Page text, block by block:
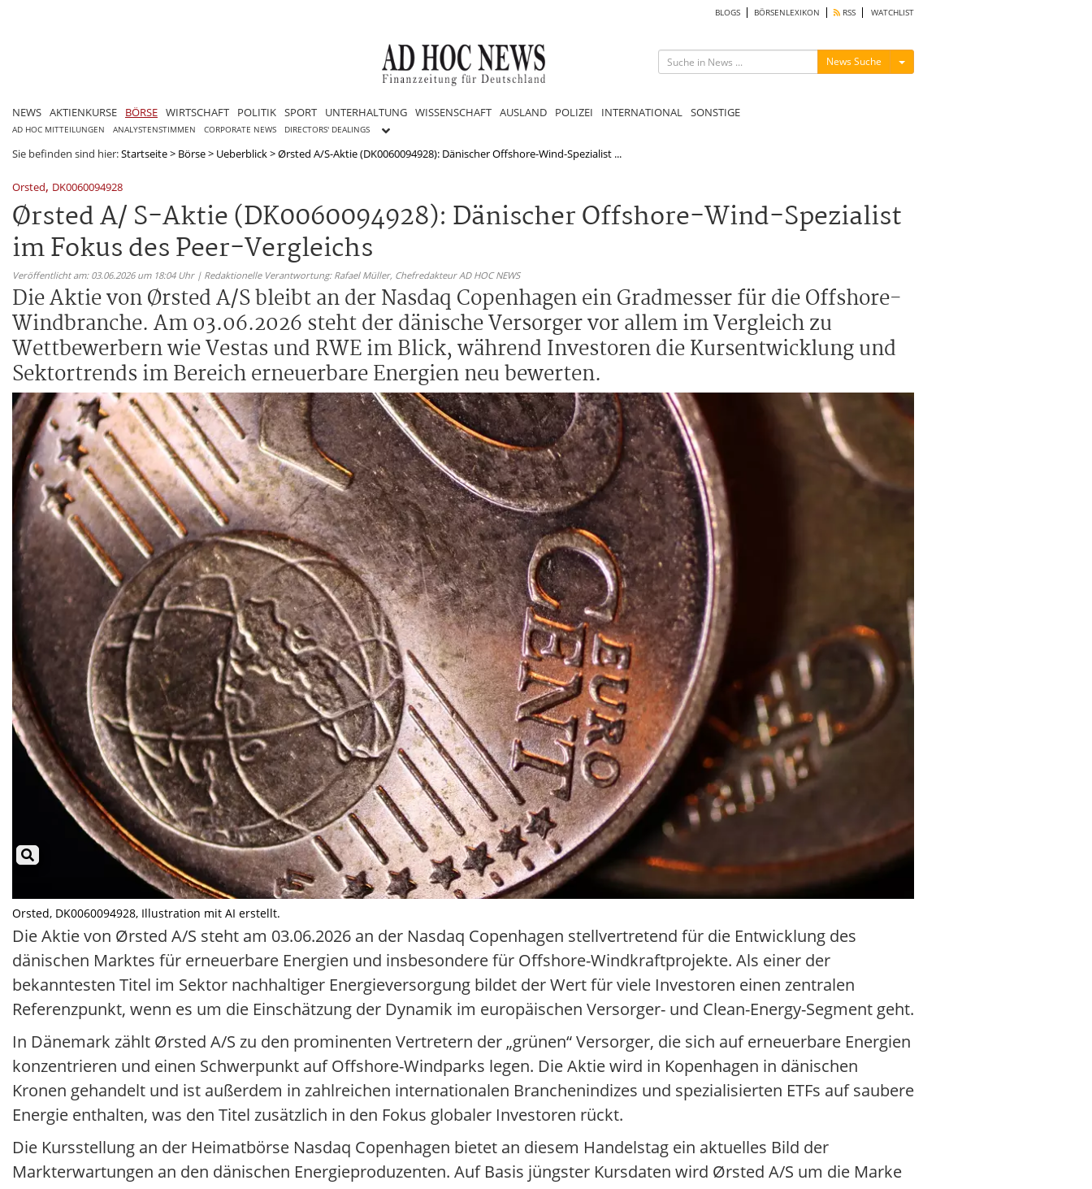
BLOGS BÖRSENLEXIKON RSS WATCHLIST
News Suche Menü ein-/ausblenden
NEWS AKTIENKURSE BÖRSE WIRTSCHAFT POLITIK SPORT UNTERHALTUNG WISSENSCHAFT AUSLAND POLIZEI INTERNATIONAL SONSTIGE
AD HOC MITTEILUNGEN ANALYSTENSTIMMEN CORPORATE NEWS DIRECTORS' DEALINGS
Sie befinden sind hier:Startseite> Börse> Ueberblick>Ørsted A/S-Aktie (DK0060094928): Dänischer Offshore-Wind-Spezialist ...
Orsted, DK0060094928
Ørsted A/ S-Aktie (DK0060094928): Dänischer Offshore-Wind-Spezialist
im Fokus des Peer-Vergleichs
Veröffentlicht am: 03.06.2026 um 18:04 Uhr | Redaktionelle Verantwortung: Rafael Müller, Chefredakteur AD HOC NEWS
Die Aktie von Ørsted A/S bleibt an der Nasdaq Copenhagen ein Gradmesser für die Offshore-
Windbranche. Am 03.06.2026 steht der dänische Versorger vor allem im Vergleich zu
Wettbewerbern wie Vestas und RWE im Blick, während Investoren die Kursentwicklung und
Sektortrends im Bereich erneuerbare Energien neu bewerten.
Orsted, DK0060094928, Illustration mit AI erstellt.
Die Aktie von Ørsted A/S steht am 03.06.2026 an der Nasdaq Copenhagen stellvertretend für die Entwicklung des
dänischen Marktes für erneuerbare Energien und insbesondere für Offshore-Windkraftprojekte. Als einer der
bekanntesten Titel im Sektor nachhaltiger Energieversorgung bildet der Wert für viele Investoren einen zentralen
Referenzpunkt, wenn es um die Einschätzung der Dynamik im europäischen Versorger- und Clean-Energy-Segment geht.
In Dänemark zählt Ørsted A/S zu den prominenten Vertretern der „grünen“ Versorger, die sich auf erneuerbare Energien
konzentrieren und einen Schwerpunkt auf Offshore-Windparks legen. Die Aktie wird in Kopenhagen in dänischen
Kronen gehandelt und ist außerdem in zahlreichen internationalen Branchenindizes und spezialisierten ETFs auf saubere
Energie enthalten, was den Titel zusätzlich in den Fokus globaler Investoren rückt.
Die Kursstellung an der Heimatbörse Nasdaq Copenhagen bietet an diesem Handelstag ein aktuelles Bild der
Markterwartungen an den dänischen Energieproduzenten. Auf Basis jüngster Kursdaten wird Ørsted A/S um die Marke